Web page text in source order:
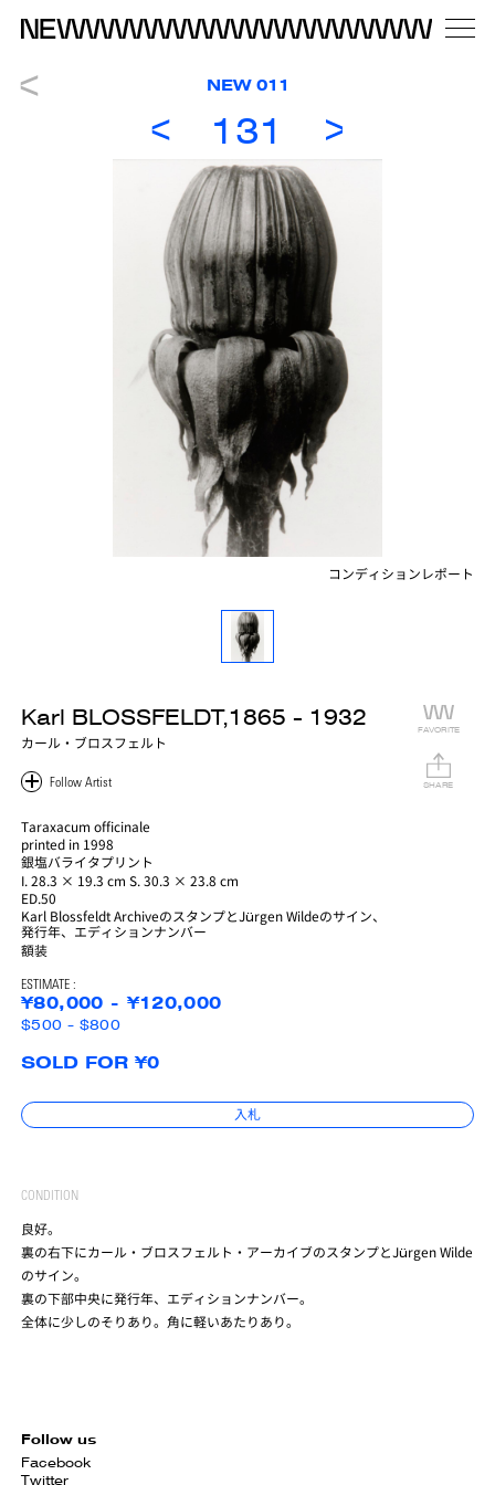
NEW 011
131
コンディションレポート
Karl BLOSSFELDT,1865 - 1932
カール・ブロスフェルト
Taraxacum officinale
printed in 1998
銀塩バライタプリント
I. 28.3 × 19.3 cm S. 30.3 × 23.8 cm
ED.50
Karl Blossfeldt ArchiveのスタンプとJürgen Wildeのサイン、
発行年、エディションナンバー
額装
FAVORITE
SHARE
ESTIMATE :
¥80,000 - ¥120,000
$500 - $800
SOLD FOR ¥0
入札
CONDITION
良好。
裏の右下にカール・ブロスフェルト・アーカイブのスタンプとJürgen Wilde
のサイン。
裏の下部中央に発行年、エディションナンバー。
全体に少しのそりあり。角に軽いあたりあり。
Follow us
Facebook
Twitter